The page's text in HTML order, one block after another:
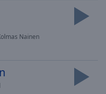
Nainen